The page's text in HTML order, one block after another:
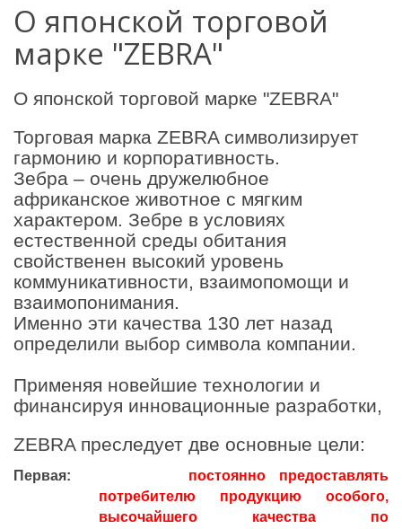
О японской торговой
марке "ZEBRA"
О японской торговой марке "ZEBRA"
Торговая марка ZEBRA символизирует
гармонию и корпоративность.
Зебра – очень дружелюбное
африканское животное с мягким
характером. Зебре в условиях
естественной среды обитания
свойственен высокий уровень
коммуникативности, взаимопомощи и
взаимопонимания.
Именно эти качества 130 лет назад
определили выбор символа компании.
Применяя новейшие технологии и
финансируя инновационные разработки,
ZEBRA преследует две основные цели:
Первая:
постоянно предоставлять
потребителю продукцию особого,
высочайшего качества по